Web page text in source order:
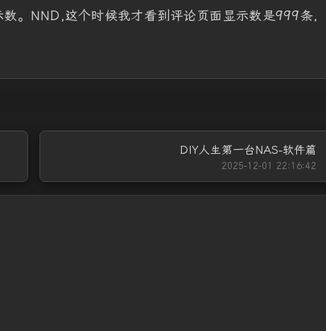
。NND,这个时候我才看到评论页面显示数是999条，
DIY人生第一台NAS-软件篇
2025-12-01 22:16:42